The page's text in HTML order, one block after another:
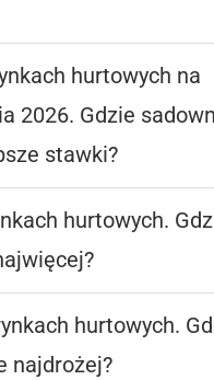
hurtowych na
2026. Gdzie
stawki?
hurtowych.
hurtowych.
najdrożej?